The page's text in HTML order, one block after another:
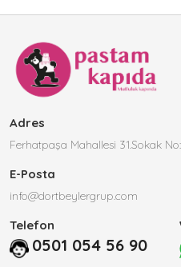
Adres
Ferhatpaşa Mahallesi 31.Sokak
E-Posta
info@dortbeylergrup.com
Telefon
0501 054 56 90